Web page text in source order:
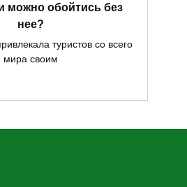
можно обойтись без
нее?
туристов со всего
мира своим